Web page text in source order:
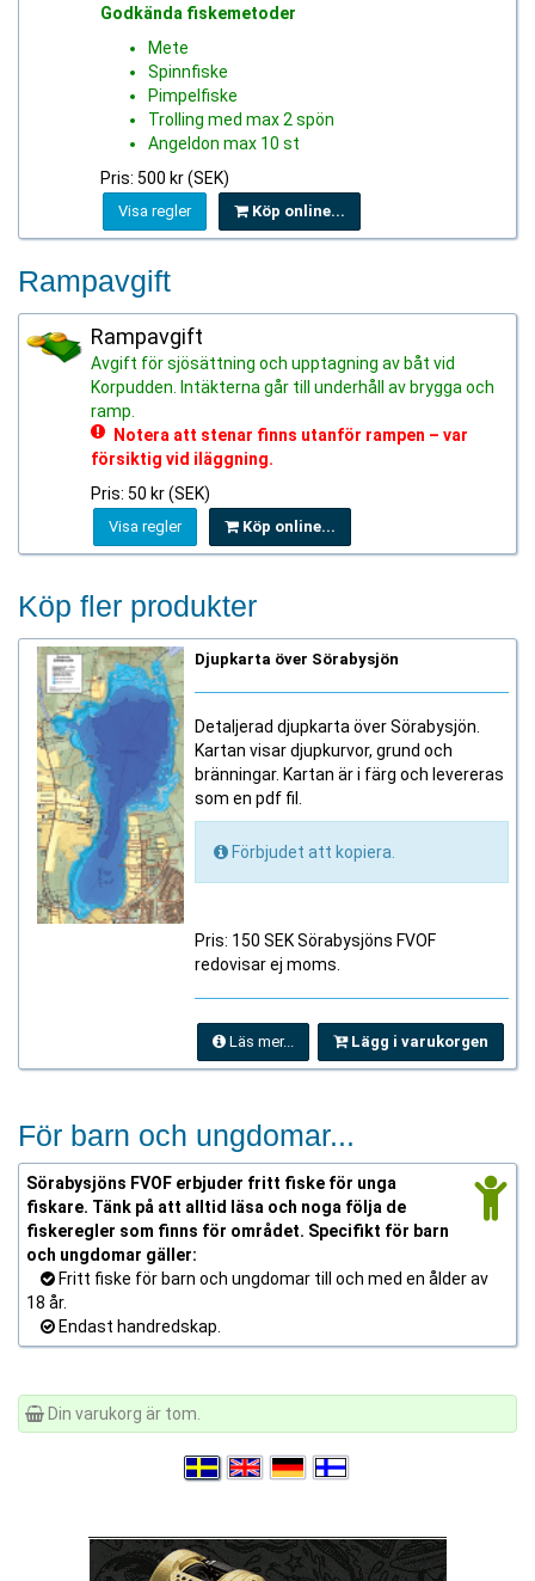
Godkända fiskemetoder
Mete
Spinnfiske
Pimpelfiske
Trolling med max 2 spön
Angeldon max 10 st
Pris: 500 kr (SEK)
Visa regler Köp online...
Rampavgift
Rampavgift
Avgift för sjösättning och upptagning av båt vid
Korpudden. Intäkterna går till underhåll av brygga och
ramp.
Notera att stenar finns utanför rampen – var
försiktig vid iläggning.
Pris: 50 kr (SEK)
Visa regler Köp online...
Köp fler produkter
Djupkarta över Sörabysjön
Detaljerad djupkarta över Sörabysjön.
Kartan visar djupkurvor, grund och
bränningar. Kartan är i färg och levereras
som en pdf fil.
Förbjudet att kopiera.
Pris: 150 SEK Sörabysjöns FVOF
redovisar ej moms.
Läs mer... Lägg i varukorgen
För barn och ungdomar...
Sörabysjöns FVOF erbjuder fritt fiske för unga
fiskare. Tänk på att alltid läsa och noga följa de
fiskeregler som finns för området. Specifikt för barn
och ungdomar gäller:
Fritt fiske för barn och ungdomar till och med en ålder av
18 år.
Endast handredskap.
Din varukorg är tom.